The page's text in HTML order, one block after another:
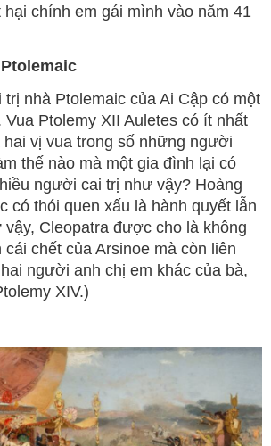
chính em gái mình vào năm 41
nhà Ptolemaic của Ai Cập có một
Ptolemy XII Auletes có ít nhất
hai vị vua trong số những người
thế nào mà một gia đình lại có
người cai trị như vậy? Hoàng
có thói quen xấu là hành quyết lẫn
Cleopatra được cho là không
chết của Arsinoe mà còn liên
người anh chị em khác của bà,
XIV.)